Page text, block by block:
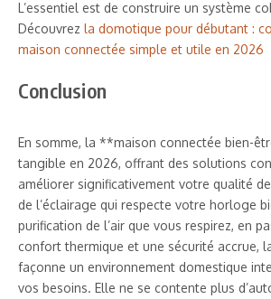
L’essentiel est de construire un système
Découvrez la domotique pour débutant :
maison connectée simple et utile en 2026
Conclusion
En somme, la **maison connectée bien-
tangible en 2026, offrant des solutions
améliorer significativement votre qualité
de l’éclairage qui respecte votre horloge
purification de l’air que vous respirez, en
confort thermique et une sécurité accrue,
façonne un environnement domestique
vos besoins. Elle ne se contente plus